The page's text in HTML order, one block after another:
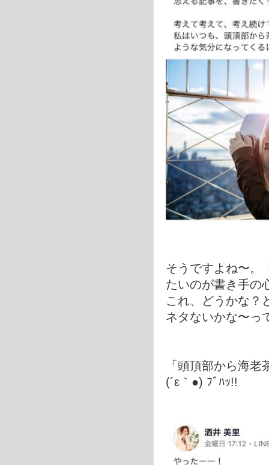
そうですよね〜。
たいのが書き手の
これ、どうかな？
ネタないかな〜っ
「頭頂部から海
(´ε｀●) ﾌﾞﾊｯ!!